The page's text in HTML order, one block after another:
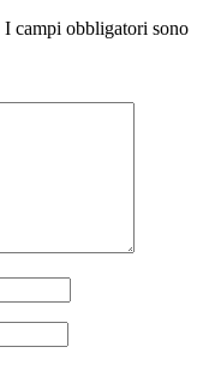
I campi obbligatori sono